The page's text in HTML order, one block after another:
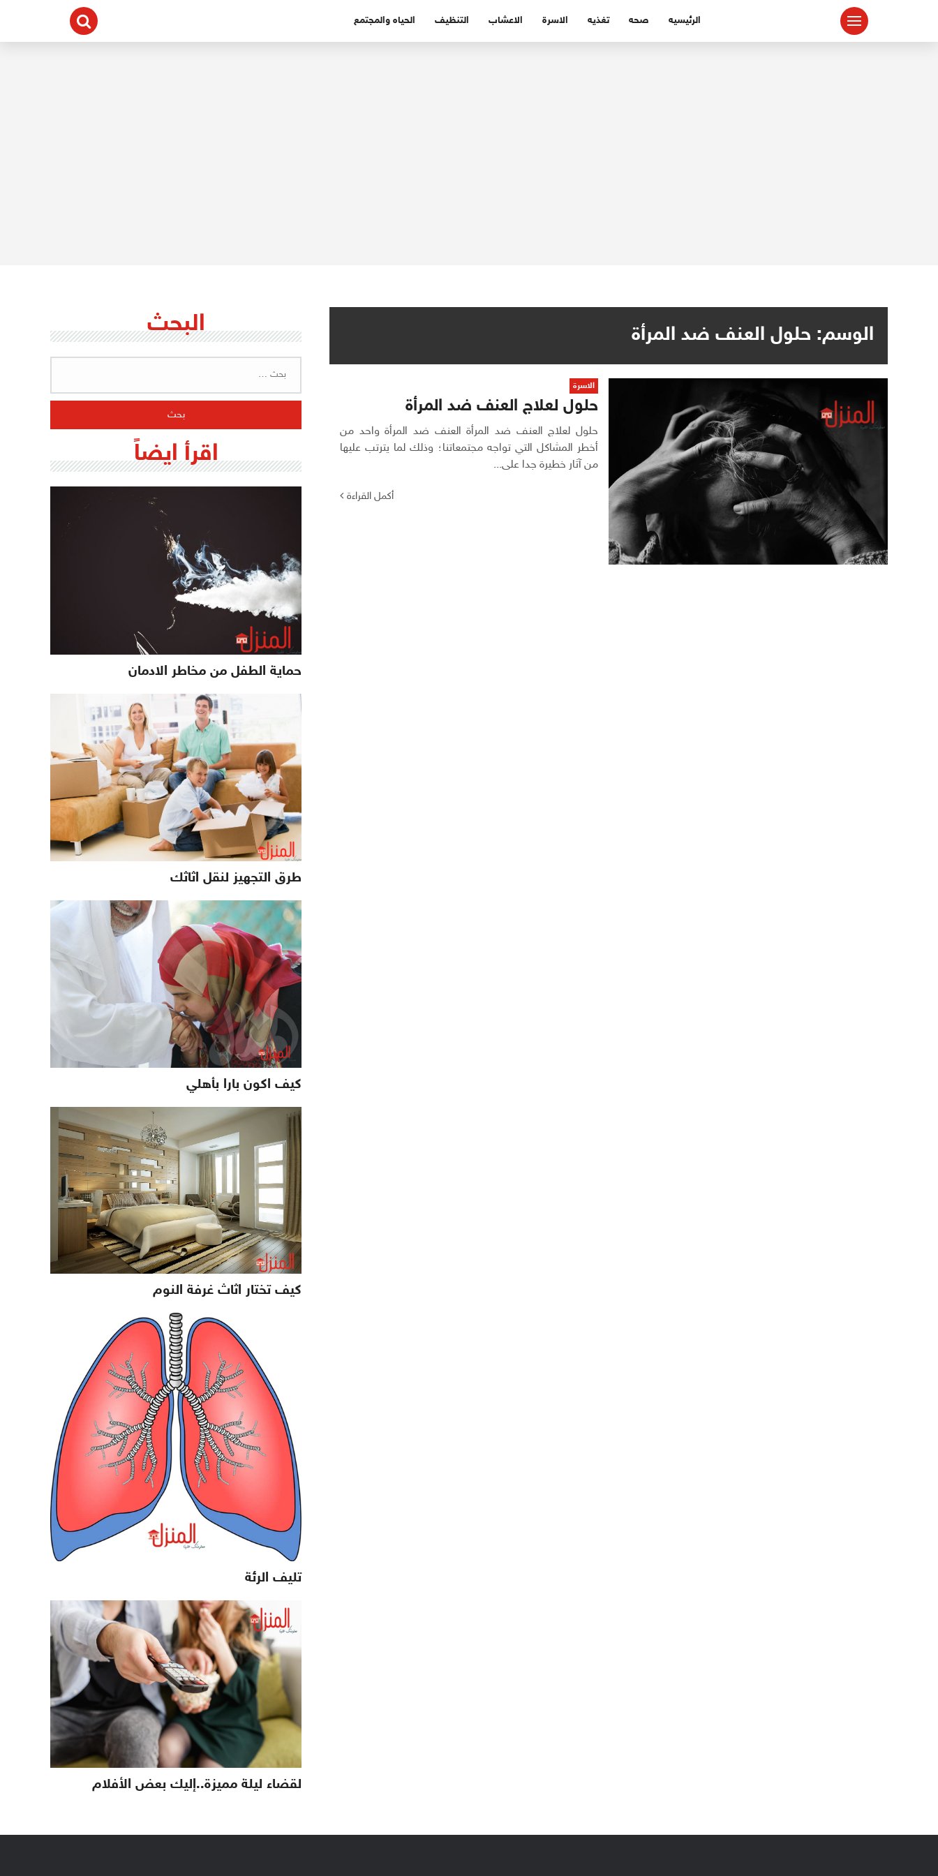
الرئيسيه صحه تغذيه الاسرة الاعشاب التنظيف الحياه والمجتمع
الوسم: حلول العنف ضد المرأة
الاسرة
حلول لعلاج العنف ضد المرأة
حلول لعلاج العنف ضد المرأة العنف ضد المرأة واحد من
أخطر المشاكل التي تواجه مجتمعاتنا؛ وذلك لما يترتب عليها
من آثار خطيرة جدا على...
أكمل القراءة
البحث
اقرأ ايضاً
حماية الطفل من مخاطر الادمان
طرق التجهيز لنقل اثاثك
كيف اكون بارا بأهلي
كيف تختار اثاث غرفة النوم
تليف الرئة
لقضاء ليلة مميزة..إليك بعض الأفلام